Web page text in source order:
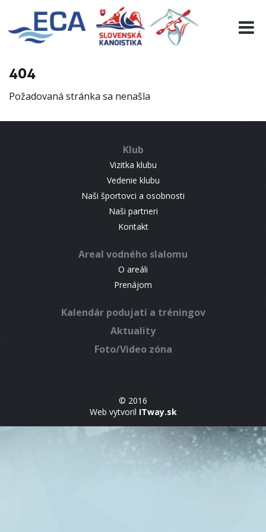
404
Požadovaná stránka sa nenašla
Klub
Vizitka klubu
Vedenie klubu
Naši športovci a osobnosti
Naši partneri
Kontakt
Areal vodného slalomu
O areáli
Prenájom
Kalendár podujatí a tréningov
Aktuality
Foto/Video zóna
© 2016
Web vytvoril ITway.sk
EURO 19
INFO
RESULTS
CONTACT